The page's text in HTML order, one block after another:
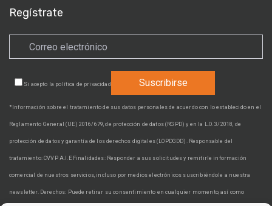
Regístrate
Si acepto la política de privacidad
*Información sobre el tratamiento de sus datos personales de acuerdo con lo establecido en el
Reglamento General (UE) 2016/679, de protección de datos (RGPD) y en la L.O. 3/2018, de
protección de datos y garantía de los derechos digitales (LOPDGDD). Responsable del
tratamiento: CVVP A.I.E Finalidades: Responder a sus solicitudes y remitirle información
comercial de nuestros servicios, incluso por medios electrónicos suscribiéndole a nuestra
newsletter. Derechos: Puede retirar su consentimiento en cualquier momento, así como